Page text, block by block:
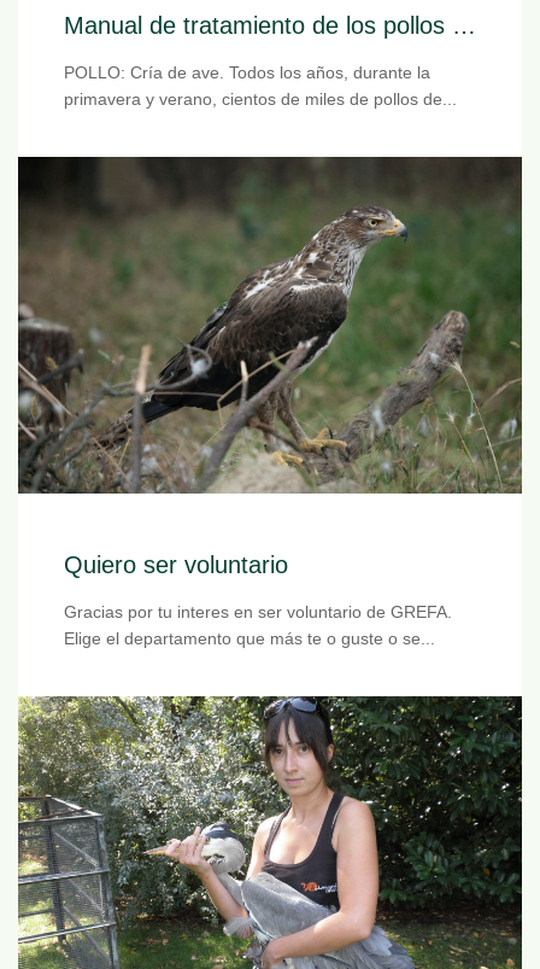
Manual de tratamiento de los pollos huérfanos
POLLO: Cría de ave. Todos los años, durante la
primavera y verano, cientos de miles de pollos de...
Quiero ser voluntario
Gracias por tu interes en ser voluntario de GREFA.
Elige el departamento que más te o guste o se...